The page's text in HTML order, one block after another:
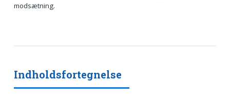
modsætning.
Indholdsfortegnelse